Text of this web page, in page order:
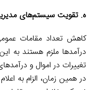
ه. تقویت سیستم‌های
کاهش تعداد مقامات
درآمدها ملزم هستند به
تغییرات در اموال و
در همین زمان، الزام به